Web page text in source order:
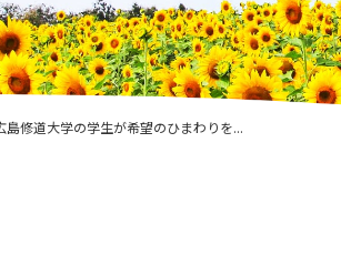
修道大学の学生が希望のひまわりを...